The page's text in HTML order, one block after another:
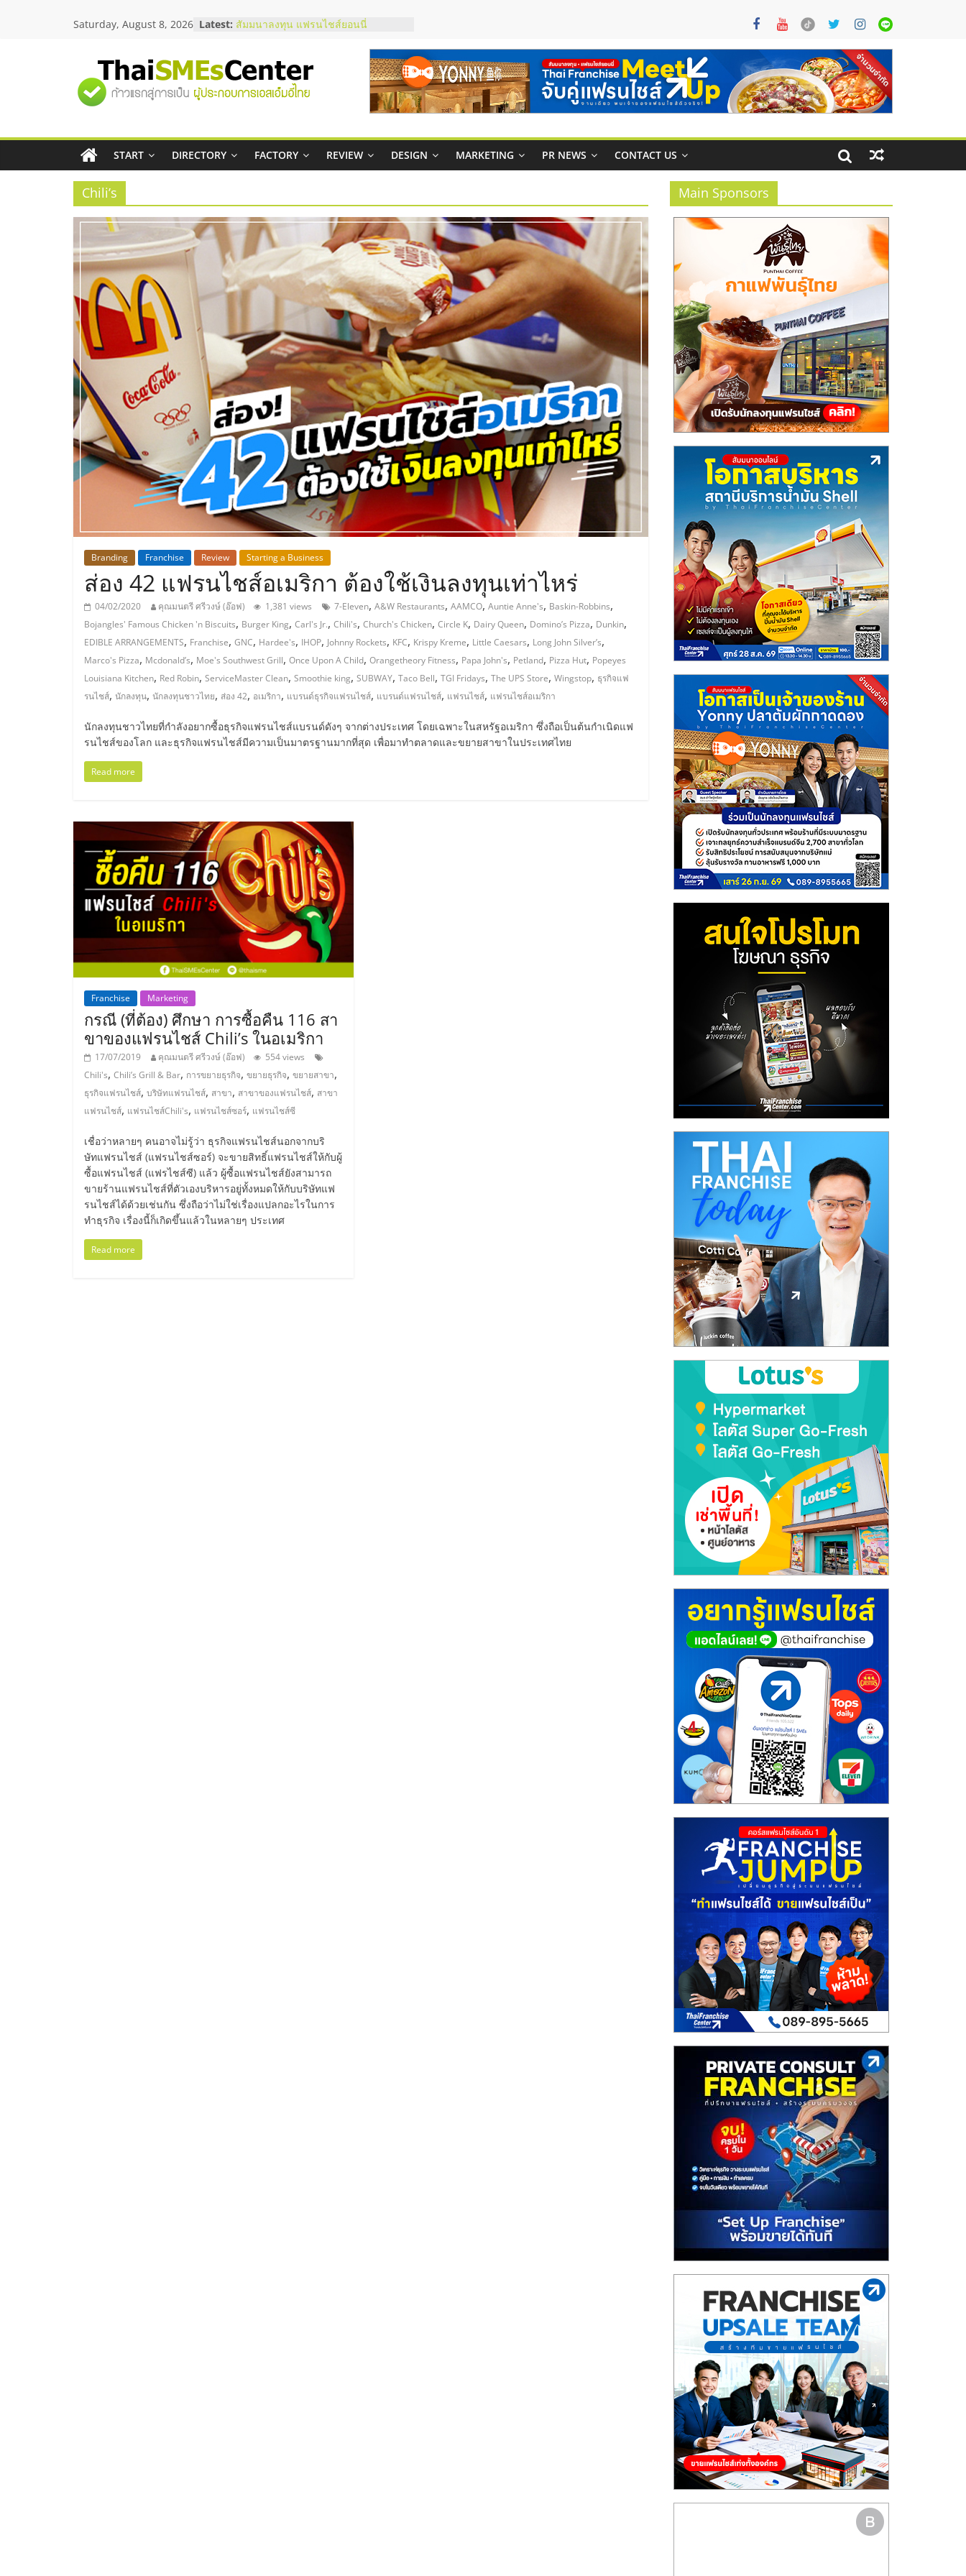
Saturday, August 8, 2026 Latest: บริการน้ำมัน Shell
ThaiFranchise Meet Up จับคู่แฟรน
ไชส์ ครั้งที่ 8
ร้านเครื่องเสียงคุณภาพสูง พร้อม
โซลูชันระบบภาพและเสียง
บริษัท Cybersecurity ในไทยที่ไหนดี?
โจทย์ธุรกิจ
อยากหาเงินทุน เพิ่มสภาพคล่องให้ธุรกิจ
เริ่มยังไงให้ผ่านฉลุย
"ศูนย์
รวม
ข้อมูล
ธุรกิจ
SME
แห่ง
ประเทศไทย,
ThaiSMEsCenter,
รวม
ธุรกิจ
เอ
ส
เอ็
มอี
ไทย,
SMEs,
แฟ
รน
ที่
ปรึกษา
แฟ
รน
ไชส์,
รวม
แฟ
รน
ไชส์
ขาย
แฟ
START DIRECTORY FACTORY REVIEW DESIGN MARKETING PR NEWS CONTACT US
Chili’s
Branding Franchise Review Starting a Business
ส่อง 42 แฟรนไชส์อเมริกา ต้องใช้เงินลงทุนเท่าไหร่
04/02/2020 คุณมนตรี ศรีวงษ์ (อ๊อฟ) 1,381 views 7-Eleven, A&W Restaurants, AAMCO, Auntie Anne's, Baskin-Robbins,
Bojangles' Famous Chicken 'n Biscuits, Burger King, Carl's Jr., Chili's, Church's Chicken, Circle K, Dairy Queen, Domino’s Pizza, Dunkin,
EDIBLE ARRANGEMENTS, Franchise, GNC, Hardee's, IHOP, Johnny Rockets, KFC, Krispy Kreme, Little Caesars, Long John Silver’s,
Marco's Pizza, Mcdonald’s, Moe's Southwest Grill, Once Upon A Child, Orangetheory Fitness, Papa John's, Petland, Pizza Hut, Popeyes
Louisiana Kitchen, Red Robin, ServiceMaster Clean, Smoothie king, SUBWAY, Taco Bell, TGI Fridays, The UPS Store, Wingstop, ธุรกิจแฟ
รนไชส์, นักลงทุน, นักลงทุนชาวไทย, ส่อง 42, อเมริกา, แบรนด์ธุรกิจแฟรนไชส์, แบรนด์แฟรนไชส์, แฟรนไชส์, แฟรนไชส์อเมริกา
นักลงทุนชาวไทยที่กำลังอยากซื้อธุรกิจแฟรนไชส์แบรนด์ดังๆ จากต่างประเทศ โดยเฉพาะในสหรัฐอเมริกา ซึ่งถือเป็นต้นกำเนิดแฟ
รนไชส์ของโลก และธุรกิจแฟรนไชส์มีความเป็นมาตรฐานมากที่สุด เพื่อมาทำตลาดและขยายสาขาในประเทศไทย
Read more
Franchise Marketing
กรณี (ที่ต้อง) ศึกษา การซื้อคืน 116 สา
ขาของแฟรนไชส์ Chili’s ในอเมริกา
17/07/2019 คุณมนตรี ศรีวงษ์ (อ๊อฟ)
554 views
Chili's, Chili’s Grill & Bar, การขยายธุรกิจ, ขยายธุรกิจ, ขยายสาขา,
ธุรกิจแฟรนไชส์, บริษัทแฟรนไชส์, สาขา, สาขาของแฟรนไชส์, สาขา
แฟรนไชส์, แฟรนไชส์Chili's, แฟรนไชส์ซอร์, แฟรนไชส์ซี
เชื่อว่าหลายๆ คนอาจไม่รู้ว่า ธุรกิจแฟรนไชส์นอกจากบริ
ษัทแฟรนไชส์ (แฟรนไชส์ซอร์) จะขายสิทธิ์แฟรนไชส์ให้กับผู้
ซื้อแฟรนไชส์ (แฟรไชส์ซี) แล้ว ผู้ซื้อแฟรนไชส์ยังสามารถ
ขายร้านแฟรนไชส์ที่ตัวเองบริหารอยู่ทั้งหมดให้กับบริษัทแฟ
รนไชส์ได้ด้วยเช่นกัน ซึ่งถือว่าไม่ใช่เรื่องแปลกอะไรในการ
ทำธุรกิจ เรื่องนี้ก็เกิดขึ้นแล้วในหลายๆ ประเทศ
Read more
Main Sponsors